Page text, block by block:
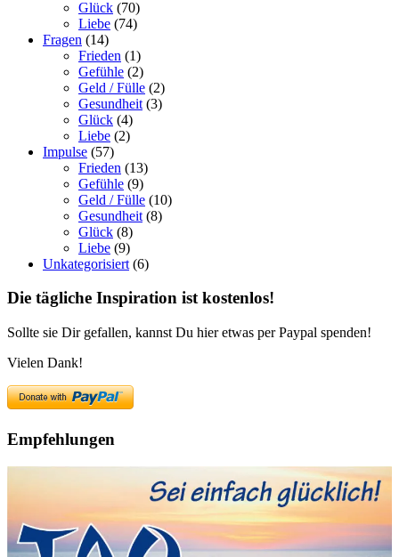
Glück (70)
Liebe (74)
Fragen (14)
Frieden (1)
Gefühle (2)
Geld / Fülle (2)
Gesundheit (3)
Glück (4)
Liebe (2)
Impulse (57)
Frieden (13)
Gefühle (9)
Geld / Fülle (10)
Gesundheit (8)
Glück (8)
Liebe (9)
Unkategorisiert (6)
Die tägliche Inspiration ist kostenlos!
Sollte sie Dir gefallen, kannst Du hier etwas per Paypal spenden!
Vielen Dank!
Empfehlungen